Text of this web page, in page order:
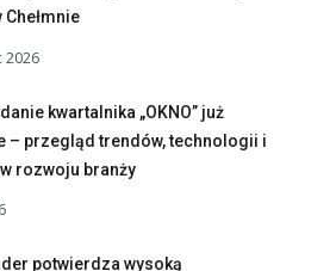
Chełmnie
2026
kwartalnika „OKNO” już
– przegląd trendów, technologii i
rozwoju branży
potwierdza wysoką